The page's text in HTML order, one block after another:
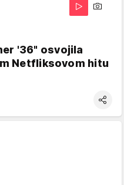
'36" osvojila
Netfliksovom hitu